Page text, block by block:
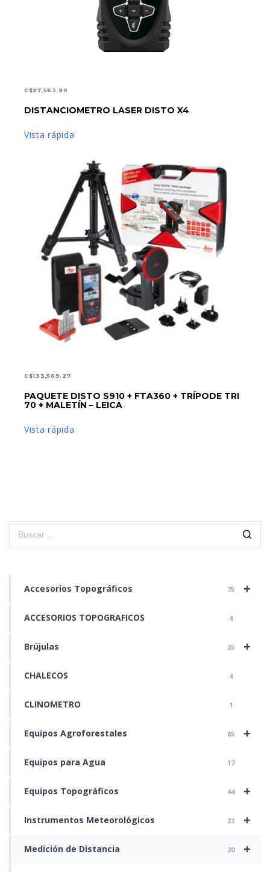
C$27,563.20
AÑADIR AL CARRITO
DISTANCIOMETRO LASER DISTO X4
Vista rápida
C$133,509.27
AÑADIR AL CARRITO
PAQUETE DISTO S910 + FTA360 + TRÍPODE TRI
70 + MALETÍN – LEICA
Vista rápida
+
Accesorios Topográficos 75
ACCESORIOS TOPOGRAFICOS 4
+
Brújulas 25
CHALECOS 4
CLINOMETRO 1
+
Equipos Agroforestales 85
Equipos para Agua 17
+
Equipos Topográficos 44
+
Instrumentos Meteorológicos 22
+
Medición de Distancia 20